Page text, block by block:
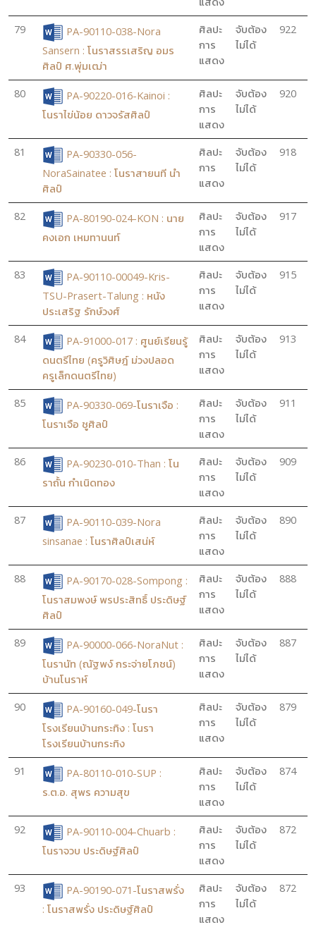
79
PA-90110-038-Nora
Sansern : โนราสรรเสริญ อมร
ศิลป์ ศ.พุ่มเฒ่า
ศิลปะ
การ
แสดง
จับต้อง
ไม่ได้
922
80
PA-90220-016-Kainoi :
โนราไข่น้อย ดาวจรัสศิลป์
ศิลปะ
การ
แสดง
จับต้อง
ไม่ได้
920
81
PA-90330-056-
NoraSainatee : โนราสายนที นำ
ศิลป์
ศิลปะ
การ
แสดง
จับต้อง
ไม่ได้
918
82
PA-80190-024-KON : นาย
คงเอก เหมทานนท์
ศิลปะ
การ
แสดง
จับต้อง
ไม่ได้
917
83
PA-90110-00049-Kris-
TSU-Prasert-Talung : หนัง
ประเสริฐ รักษ์วงศ์
ศิลปะ
การ
แสดง
จับต้อง
ไม่ได้
915
84
PA-91000-017 : ศูนย์เรียนรู้
ดนตรีไทย (ครูวิศิษฎ์ ม่วงปลอด
ครูเล็กดนตรีไทย)
ศิลปะ
การ
แสดง
จับต้อง
ไม่ได้
913
85
PA-90330-069-โนราเจือ :
โนราเจือ ชูศิลป์
ศิลปะ
การ
แสดง
จับต้อง
ไม่ได้
911
86
PA-90230-010-Than : โน
ราถั้น กำเนิดทอง
ศิลปะ
การ
แสดง
จับต้อง
ไม่ได้
909
87
PA-90110-039-Nora
sinsanae : โนราศิลป์เสน่ห์
ศิลปะ
การ
แสดง
จับต้อง
ไม่ได้
890
88
PA-90170-028-Sompong :
โนราสมพงษ์ พรประสิทธิ์ ประดิษฐ์
ศิลป์
ศิลปะ
การ
แสดง
จับต้อง
ไม่ได้
888
89
PA-90000-066-NoraNut :
โนรานัท (ณัฐพง์ กระจ่ายโภชน์)
บ้านโนราห์
ศิลปะ
การ
แสดง
จับต้อง
ไม่ได้
887
90
PA-90160-049-โนรา
โรงเรียนบ้านกระทิง : โนรา
โรงเรียนบ้านกระทิง
ศิลปะ
การ
แสดง
จับต้อง
ไม่ได้
879
91
PA-80110-010-SUP :
ร.ต.อ. สุพร ความสุข
ศิลปะ
การ
แสดง
จับต้อง
ไม่ได้
874
92
PA-90110-004-Chuarb :
โนราจวบ ประดิษฐ์ศิลป์
ศิลปะ
การ
แสดง
จับต้อง
ไม่ได้
872
93
PA-90190-071-โนราสพรั่ง
: โนราสพรั่ง ประดิษฐ์ศิลป์
ศิลปะ
การ
แสดง
จับต้อง
ไม่ได้
872